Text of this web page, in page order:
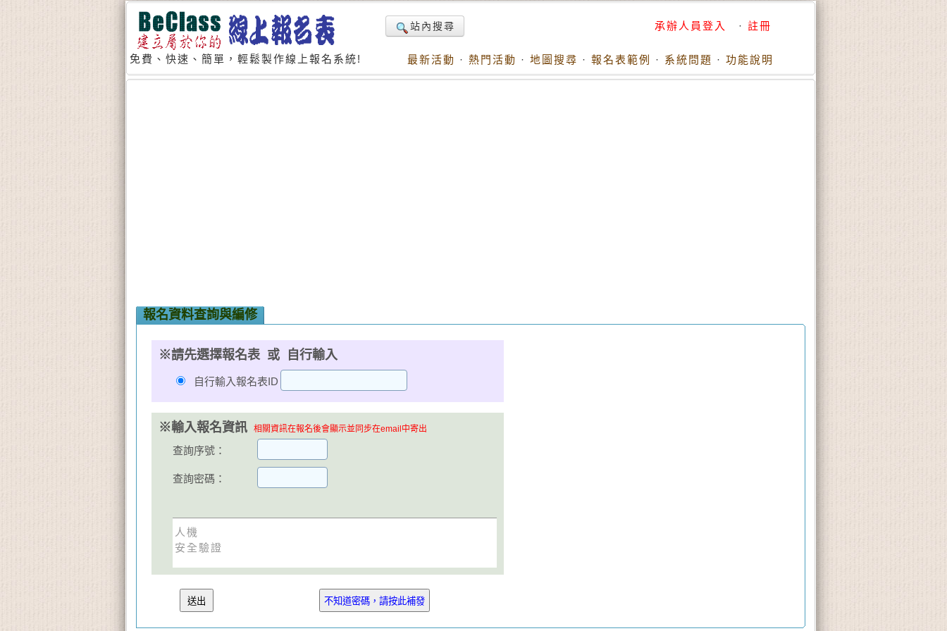
免費、快速、簡單，輕鬆製作線上報名系統!
站內搜尋 承辦人員登入 · 註冊
最新活動 · 熱門活動 · 地圖搜尋 · 報名表範例 · 系統問題 · 功能說明
報名資料查詢與編修
※請先選擇報名表 或 自行輸入
自行輸入報名表ID
※輸入報名資訊 相關資訊在報名後會顯示並同步在email中寄出
查詢序號：
查詢密碼：
人機
安全驗證